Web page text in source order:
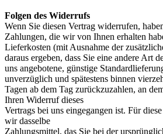
Folgen des Widerrufs
Wenn Sie diesen Vertrag widerrufen,
Zahlungen, die wir von Ihnen erhalten
Lieferkosten (mit Ausnahme der
daraus ergeben, dass Sie eine andere Art
uns angebotene, günstige
unverzüglich und spätestens binnen
Tagen ab dem Tag zurückzuzahlen, an
Ihren Widerruf dieses
Vertrags bei uns eingegangen ist. Für
wir dasselbe
Zahlungsmittel, das Sie bei der